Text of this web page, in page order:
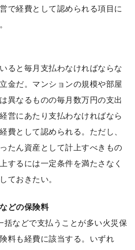
で経費として認められる項目に
ると毎月支払わなければならな
金だ。マンションの規模や部屋
異なるものの毎月数万円の支出
営にあたり支払わなければなら
費として認められる。ただし、
たん資産として計上すべきもの
するには一定条件を満たさなく
ておきたい。
どの保険料
括などで支払うことが多い火災保
料も経費に該当する。いずれ